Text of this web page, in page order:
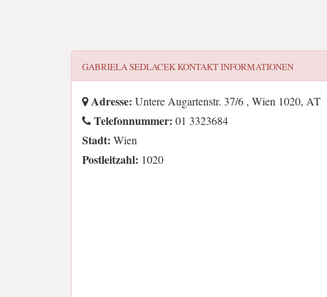
GABRIELA SEDLACEKKONTAKT INFORMATIONEN
Adresse: Untere Augartenstr. 37/6 , Wien 1020, AT
Telefonnummer: 01 3323684
Stadt: Wien
Postleitzahl: 1020